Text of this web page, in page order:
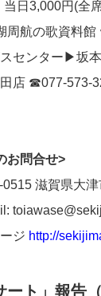
当日3,000円(全
周航の歌資料
センター▶坂
店 ☎077-573-
お問合せ>
滋賀県大
ジ http://
ート」報告